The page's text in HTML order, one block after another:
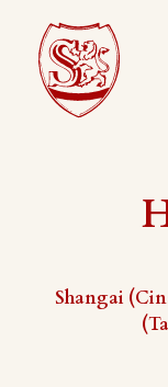
Shangai